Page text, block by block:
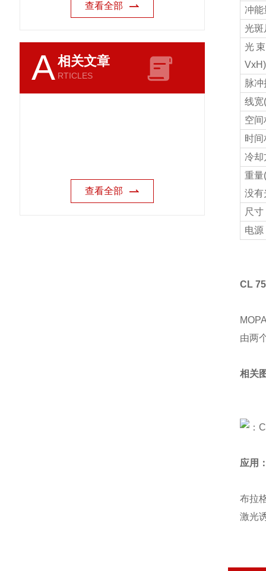
查看全部
A相关文章
RTICLES
查看全部
冲能
光斑
光
VхH)
脉
线宽
空间
时间
冷却
重量
没有
尺寸
电源
CL
由两
相关
应用
布拉
激光